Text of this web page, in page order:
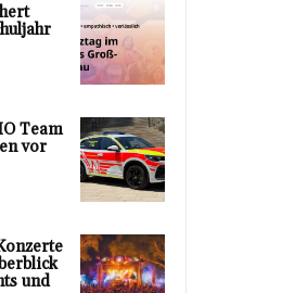
Team
vor
und